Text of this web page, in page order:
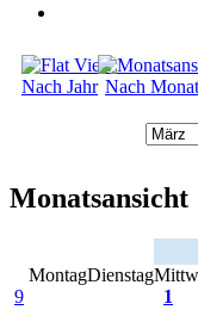
Nach Jahr Nach Monat
Monatsansicht
MontagDienstag
9
1